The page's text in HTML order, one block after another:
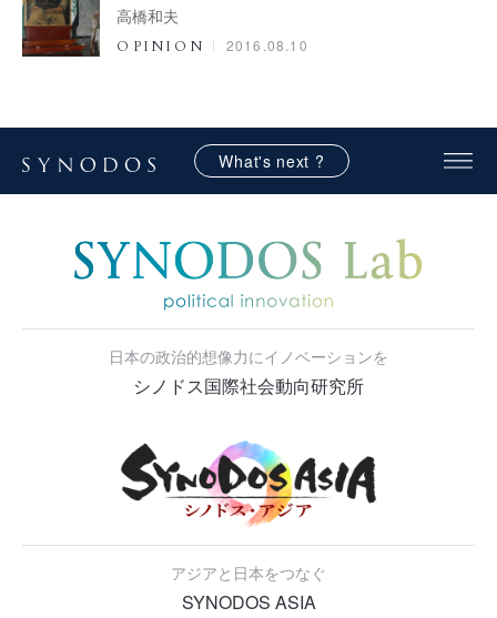
高橋和夫
OPINION 2016.08.10
What's next ?
日本の政治的想像力にイノベーションを
シノドス国際社会動向研究所
アジアと日本をつなぐ
SYNODOS ASIA